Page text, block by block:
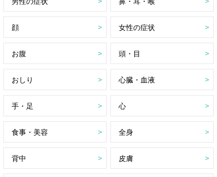
顔 女性の症状
お腹 頭・目
おしり 心臓・血液
手・足 心
食事・美容 全身
背中 皮膚